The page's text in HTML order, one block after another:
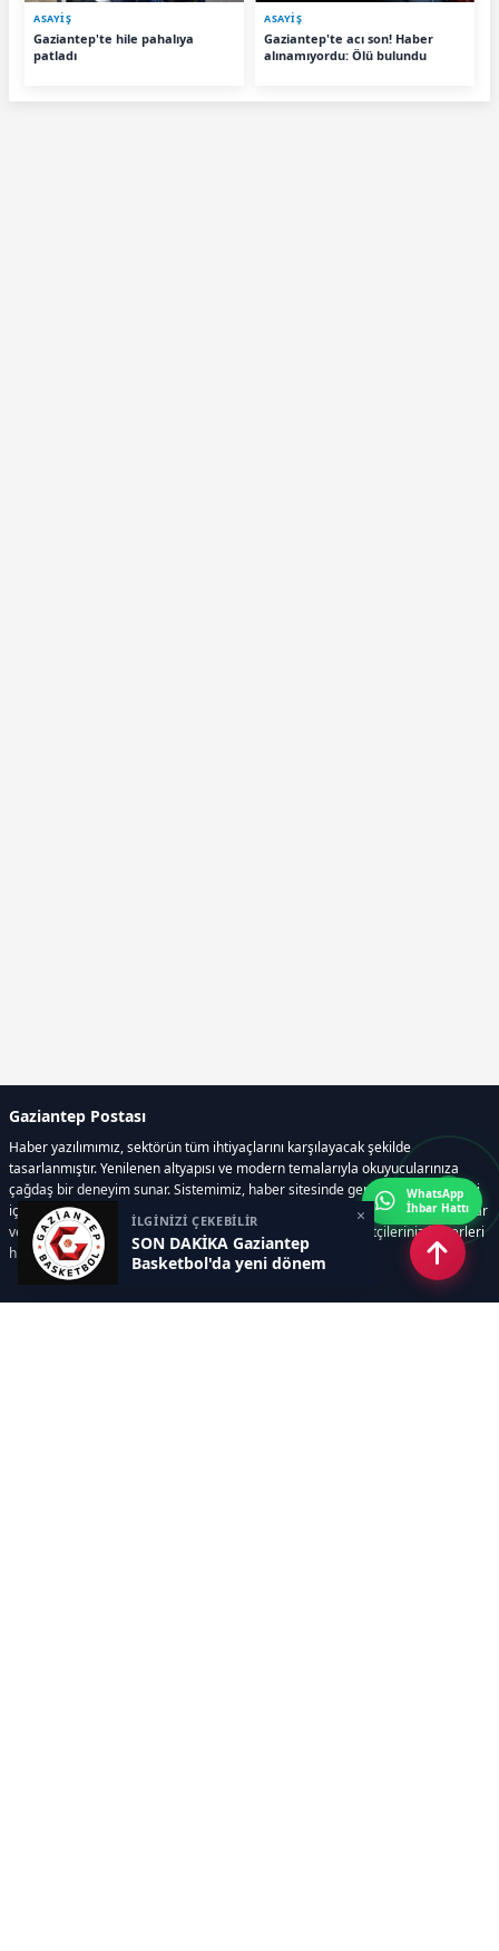
ASAYİŞ
Gaziantep'te hile pahalıya
patladı
ASAYİŞ
Gaziantep'te acı son! Haber
alınamıyordu: Ölü bulundu
İLGİNİZİ ÇEKEBİLİR
SON DAKİKA Gaziantep
Basketbol'da yeni dönem
×
Gaziantep Postası
Haber yazılımımız, sektörün tüm ihtiyaçlarını karşılayacak şekilde
tasarlanmıştır. Yenilenen altyapısı ve modern temalarıyla okuyucularınıza
çağdaş bir deneyim sunar. Sistemimiz, haber sitesinde gerekli tüm modülleri
içerir. Siz içerik üretmeye odaklanırken, yazılımımız zamandan tasarruf sağlar
ve süreçlerinizi kolaylaştırır. Etkili arayüzü sayesinde ziyaretçileriniz haberleri
hızlı ve keyifle takip edebilir.
WhatsApp
İhbar Hattı